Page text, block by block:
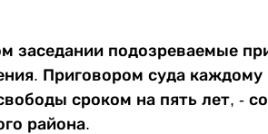
заседании подозреваемые
Приговором суда каждому
сроком на пять лет, -
района.